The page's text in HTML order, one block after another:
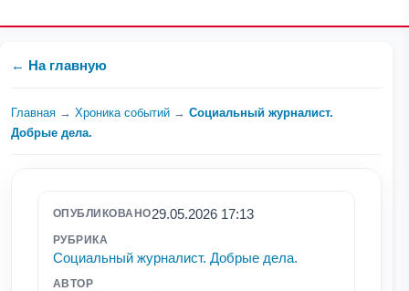
← На главную
Главная → Хроника событий → Социальный журналист.
Добрые дела.
ОПУБЛИКОВАНО29.05.2026 17:13
РУБРИКА
Социальный журналист. Добрые дела.
АВТОР